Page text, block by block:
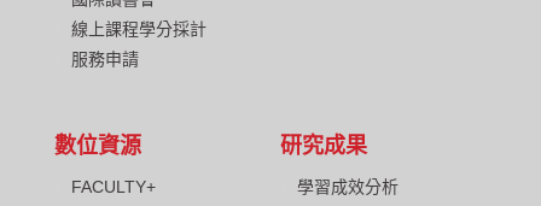
線上課程學分採計
服務申請
數位資源
FACULTY+
研究成果
學習成效分析